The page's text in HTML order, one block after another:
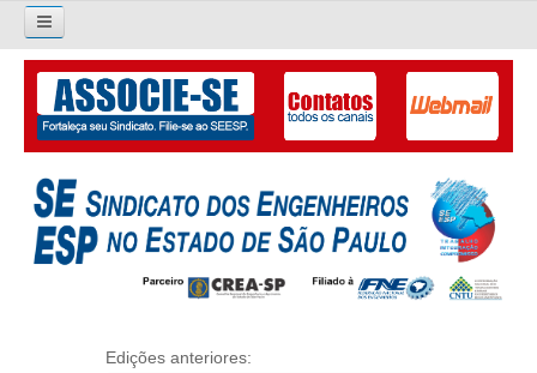
Pesquisar...
O SINDICATO
APRESENTAÇÃO
PALAVRA DO PRESIDENTE
Edições anteriores: